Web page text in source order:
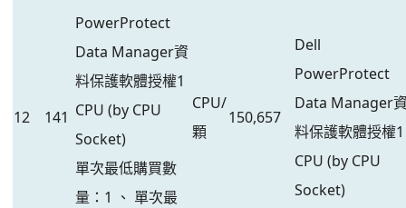
12 141
PowerProtect
Data Manager資
料保護軟體授權1
CPU (by CPU
Socket)
單次最低購買數
量：1 、 單次最
CPU/
顆
150,657
Dell
PowerProtect
Data Manager
料保護軟體授權1
CPU (by CPU
Socket)